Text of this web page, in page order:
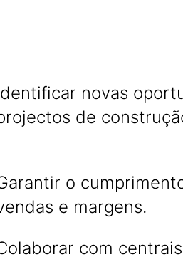
novas
de
o
e margens.
com